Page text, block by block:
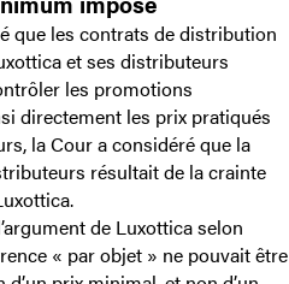
que les contrats de distribution
et ses distributeurs
les promotions
directement les prix pratiqués
la Cour a considéré que la
résultait de la crainte
de Luxottica selon
« par objet » ne pouvait être